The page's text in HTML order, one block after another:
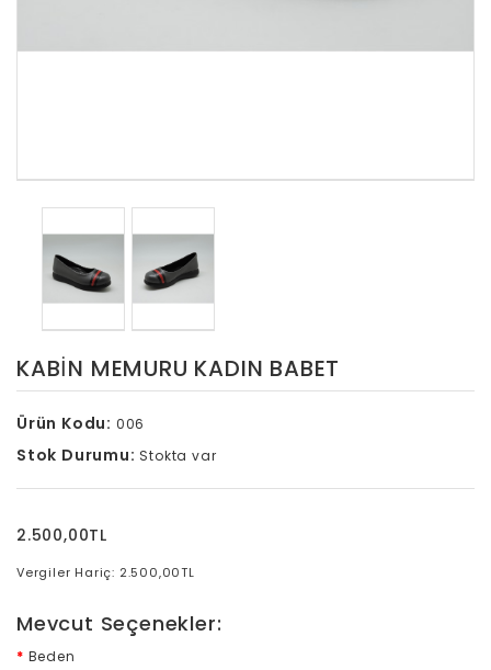
KABİN MEMURU KADIN BABET
Ürün Kodu: 006
Stok Durumu: Stokta var
2.500,00TL
Vergiler Hariç: 2.500,00TL
Mevcut Seçenekler:
Beden